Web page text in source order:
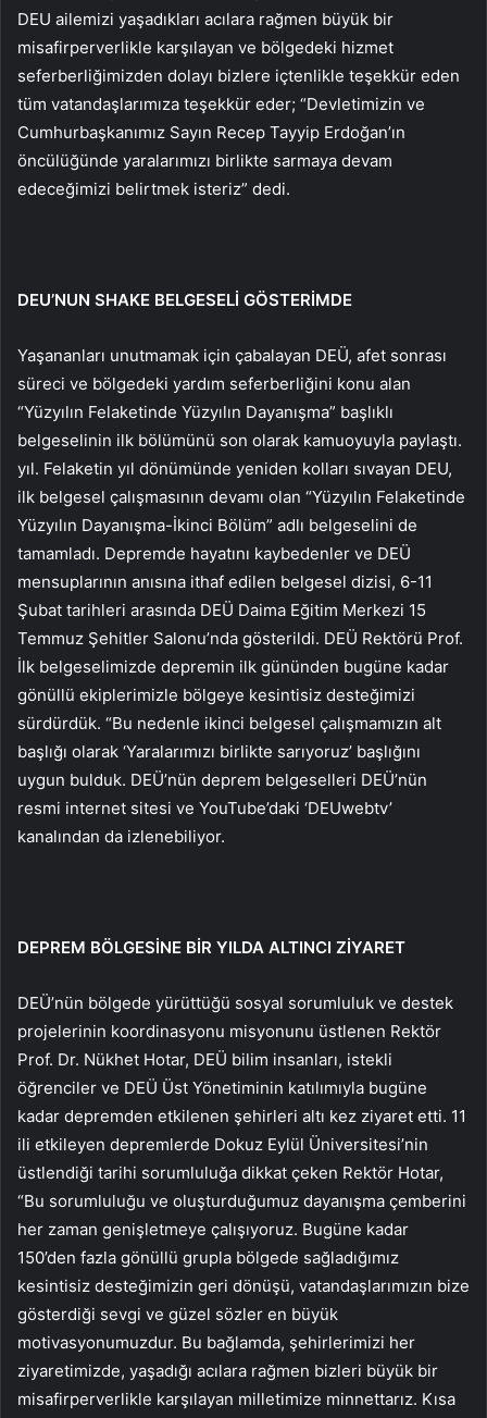
DEU ailemizi yaşadıkları acılara rağmen büyük bir
misafirperverlikle karşılayan ve bölgedeki hizmet
seferberliğimizden dolayı bizlere içtenlikle teşekkür eden
tüm vatandaşlarımıza teşekkür eder; “Devletimizin ve
Cumhurbaşkanımız Sayın Recep Tayyip Erdoğan’ın
öncülüğünde yaralarımızı birlikte sarmaya devam
edeceğimizi belirtmek isteriz” dedi.
DEU’NUN SHAKE BELGESELİ GÖSTERİMDE
Yaşananları unutmamak için çabalayan DEÜ, afet sonrası
süreci ve bölgedeki yardım seferberliğini konu alan
“Yüzyılın Felaketinde Yüzyılın Dayanışma” başlıklı
belgeselinin ilk bölümünü son olarak kamuoyuyla paylaştı.
yıl. Felaketin yıl dönümünde yeniden kolları sıvayan DEU,
ilk belgesel çalışmasının devamı olan “Yüzyılın Felaketinde
Yüzyılın Dayanışma-İkinci Bölüm” adlı belgeselini de
tamamladı. Depremde hayatını kaybedenler ve DEÜ
mensuplarının anısına ithaf edilen belgesel dizisi, 6-11
Şubat tarihleri ​​arasında DEÜ Daima Eğitim Merkezi 15
Temmuz Şehitler Salonu’nda gösterildi. DEÜ Rektörü Prof.
İlk belgeselimizde depremin ilk gününden bugüne kadar
gönüllü ekiplerimizle bölgeye kesintisiz desteğimizi
sürdürdük. “Bu nedenle ikinci belgesel çalışmamızın alt
başlığı olarak ‘Yaralarımızı birlikte sarıyoruz’ başlığını
uygun bulduk. DEÜ’nün deprem belgeselleri DEÜ’nün
resmi internet sitesi ve YouTube’daki ‘DEUwebtv’
kanalından da izlenebiliyor.
DEPREM BÖLGESİNE BİR YILDA ALTINCI ZİYARET
DEÜ’nün bölgede yürüttüğü sosyal sorumluluk ve destek
projelerinin koordinasyonu misyonunu üstlenen Rektör
Prof. Dr. Nükhet Hotar, DEÜ bilim insanları, istekli
öğrenciler ve DEÜ Üst Yönetiminin katılımıyla bugüne
kadar depremden etkilenen şehirleri altı kez ziyaret etti. 11
ili etkileyen depremlerde Dokuz Eylül Üniversitesi’nin
üstlendiği tarihi sorumluluğa dikkat çeken Rektör Hotar,
“Bu sorumluluğu ve oluşturduğumuz dayanışma çemberini
her zaman genişletmeye çalışıyoruz. Bugüne kadar
150’den fazla gönüllü grupla bölgede sağladığımız
kesintisiz desteğimizin geri dönüşü, vatandaşlarımızın bize
gösterdiği sevgi ve güzel sözler en büyük
motivasyonumuzdur. Bu bağlamda, şehirlerimizi her
ziyaretimizde, yaşadığı acılara rağmen bizleri büyük bir
misafirperverlikle karşılayan milletimize minnettarız. Kısa